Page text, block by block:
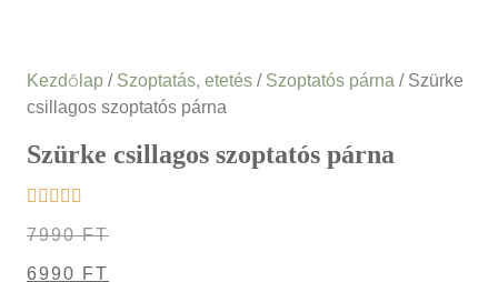
Kezdőlap / Szoptatás, etetés / Szoptatós párna / Szürke
csillagos szoptatós párna
Szürke csillagos szoptatós párna
7990FT
6990 FT